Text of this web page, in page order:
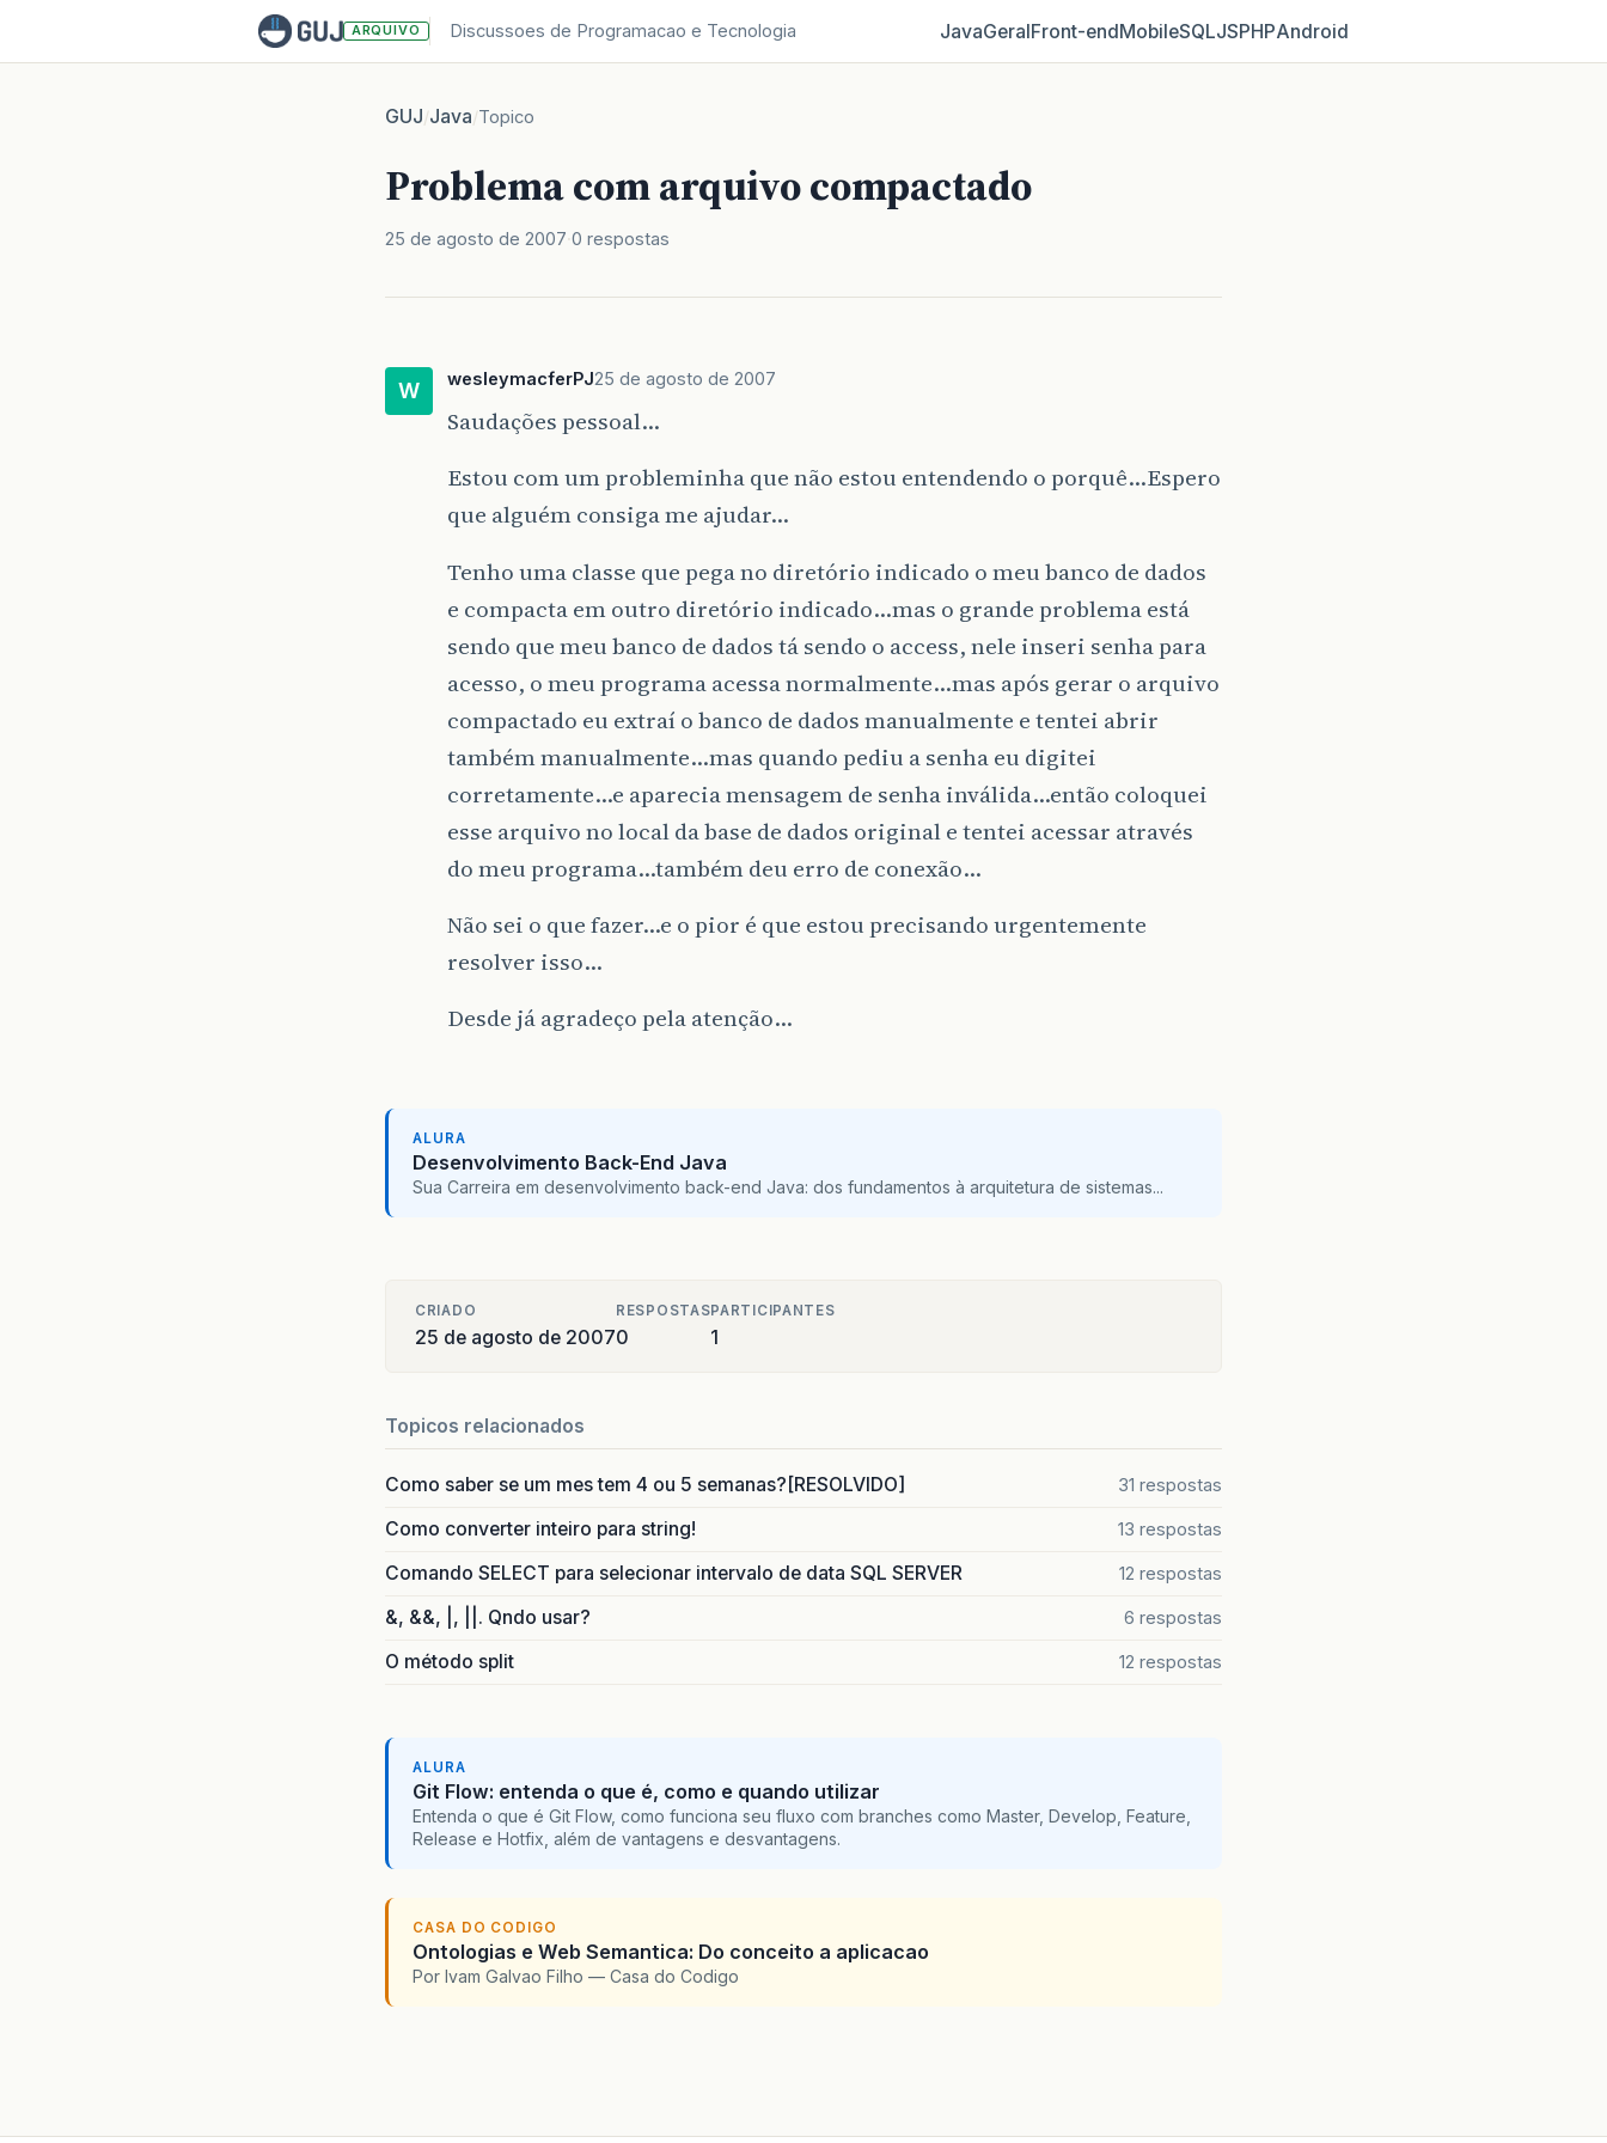
ARQUIVO Discussoes de Programacao e Tecnologia JavaGeralFront‑endMobileSQLJSPHPAndroid
GUJ/Java/Topico
Problema com arquivo compactado
25 de agosto de 2007 0 respostas
W wesleymacferPJ25 de agosto de 2007
Saudações pessoal…
Estou com um probleminha que não estou entendendo o porquê…Espero
que alguém consiga me ajudar…
Tenho uma classe que pega no diretório indicado o meu banco de dados
e compacta em outro diretório indicado…mas o grande problema está
sendo que meu banco de dados tá sendo o access, nele inseri senha para
acesso, o meu programa acessa normalmente…mas após gerar o arquivo
compactado eu extraí o banco de dados manualmente e tentei abrir
também manualmente…mas quando pediu a senha eu digitei
corretamente…e aparecia mensagem de senha inválida…então coloquei
esse arquivo no local da base de dados original e tentei acessar através
do meu programa…também deu erro de conexão…
Não sei o que fazer…e o pior é que estou precisando urgentemente
resolver isso…
Desde já agradeço pela atenção…
ALURA
Desenvolvimento Back-End Java
Sua Carreira em desenvolvimento back-end Java: dos fundamentos à arquitetura de sistemas...
CRIADO
25 de agosto de 2007
RESPOSTAS
0
PARTICIPANTES
1
Topicos relacionados
Como saber se um mes tem 4 ou 5 semanas?[RESOLVIDO] 31 respostas
Como converter inteiro para string! 13 respostas
Comando SELECT para selecionar intervalo de data SQL SERVER 12 respostas
&, &&, |, ||. Qndo usar? 6 respostas
O método split 12 respostas
ALURA
Git Flow: entenda o que é, como e quando utilizar
Entenda o que é Git Flow, como funciona seu fluxo com branches como Master, Develop, Feature,
Release e Hotfix, além de vantagens e desvantagens.
CASA DO CODIGO
Ontologias e Web Semantica: Do conceito a aplicacao
Por Ivam Galvao Filho — Casa do Codigo